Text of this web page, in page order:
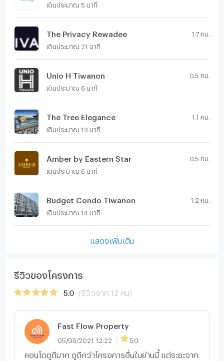
เดินประมาณ 5 นาที
The Privacy Rewadee 1.7 กม.
เดินประมาณ 21 นาที
Unio H Tiwanon 0.5 กม.
เดินประมาณ 6 นาที
The Tree Elegance 1.1 กม.
เดินประมาณ 13 นาที
Amber by Eastern Star 0.5 กม.
เดินประมาณ 6 นาที
Budget Condo Tiwanon 1.2 กม.
เดินประมาณ 14 นาที
แสดงเพิ่มเติม
รีวิวของโครงการ
5.0 (รีวิวจาก 12 คน)
Fast Flow Property
05/05/2021 12:22 5.0
คอนโดดูดีมาก ดูดีกว่าโครงการอื่นในย่านนี้ แต่ระยะจาก